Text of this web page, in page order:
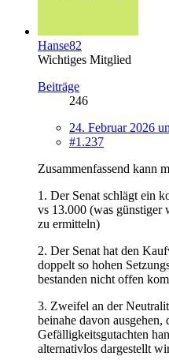
Hanse82
Wichtiges Mitglied
Beiträge
246
24. Februar 2026
#1.237
Zusammenfassend kann
1. Der Senat schlägt ein
vs 13.000 (was günstiger
zu ermitteln)
2. Der Senat hat den
doppelt so hohen
bestanden nicht offen
3. Zweifel an der
beinahe davon ausgehen,
Gefälligkeitsgutachten
alternativlos dargestellt